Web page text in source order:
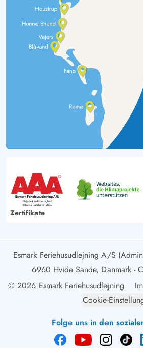
Zertifikate
Esmark Feriehusudlejning A/S
6960 Hvide Sande, Danmark -
© 2026 Esmark Feriehusudlejning
Cookie-
Folge uns in den